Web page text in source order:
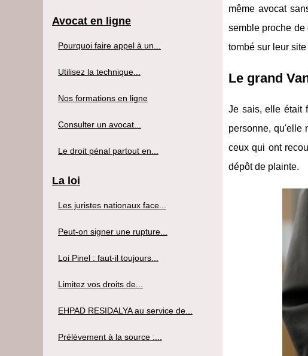
même avocat
semble proche
tombé sur leur
Le grand
Je sais, elle était
personne, qu'elle
ceux qui ont
dépôt de plainte.
Avocat en ligne
Pourquoi faire appel à un...
Utilisez la technique...
Nos formations en ligne
Consulter un avocat...
Le droit pénal partout en...
La loi
Les juristes nationaux face...
Peut-on signer une rupture...
Loi Pinel : faut-il toujours...
Limitez vos droits de...
EHPAD RESIDALYA au service de...
Prélèvement à la source :...